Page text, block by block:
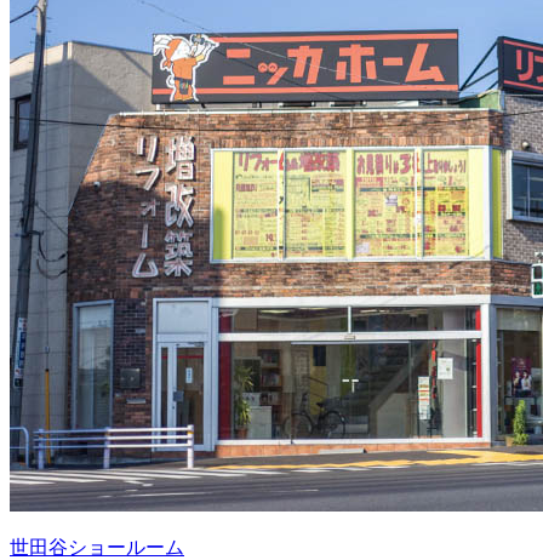
世田谷ショールーム